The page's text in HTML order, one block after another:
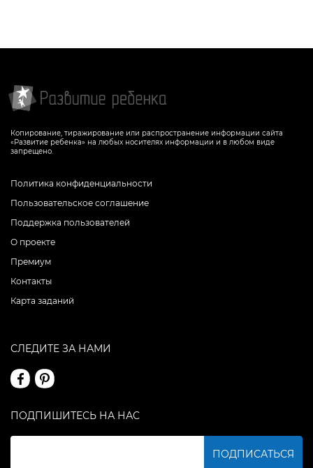
Копирование, тиражирование или распространение информации сайта
«Развитие ребенка» на любых носителях информации и в любом виде
запрещено.
Политика конфиденциальности
Пользовательское соглашение
Поддержка пользователей
О проекте
Премиум
Контакты
Карта заданий
СЛЕДИТЕ ЗА НАМИ
ПОДПИШИТЕСЬ НА НАС
ПОДПИСАТЬСЯ